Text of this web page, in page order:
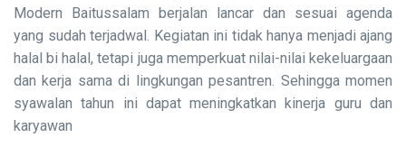
Modern Baitussalam berjalan lancar dan sesuai agenda
yang sudah terjadwal. Kegiatan ini tidak hanya menjadi ajang
halal bi halal, tetapi juga memperkuat nilai-nilai kekeluargaan
dan kerja sama di lingkungan pesantren. Sehingga momen
syawalan tahun ini dapat meningkatkan kinerja guru dan
karyawan